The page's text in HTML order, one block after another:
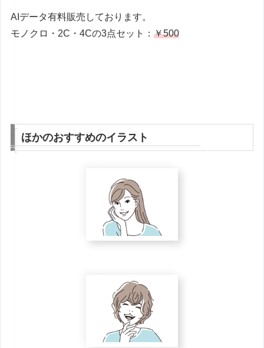
AIデータ有料販売しております。
モノクロ・2C・4Cの3点セット：￥500
ほかのおすすめのイラスト